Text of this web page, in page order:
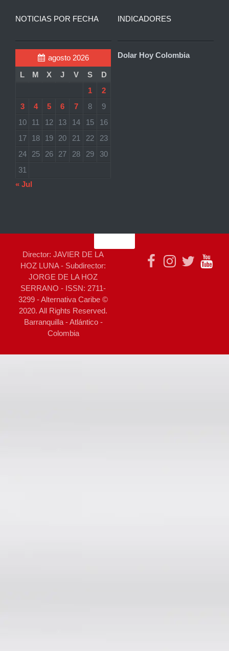
NOTICIAS POR FECHA
agosto 2026
L
M X J V S
D
1
2
3
4 5 6 7 8
9
10
11 12 13 14 15
16
17
18 19 20 21 22
23
24
25 26 27 28 29
30
31
« Jul
INDICADORES
Dolar Hoy Colombia
Director: JAVIER DE LA
HOZ LUNA - Subdirector:
JORGE DE LA HOZ
SERRANO - ISSN: 2711-
3299 - Alternativa Caribe ©
2020. All Rights Reserved.
Barranquilla - Atlántico -
Colombia